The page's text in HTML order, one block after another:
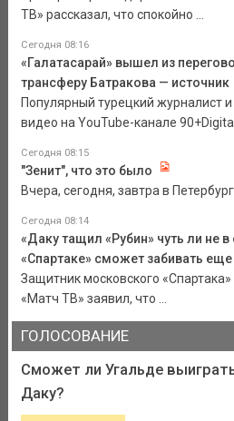
ТВ» рассказал, что спокойно ...
Сегодня 08:16
«Галатасарай» вышел из
трансферу Батракова — источник
Популярный турецкий журналист
видео на YouTube-канале 90+Digital
Сегодня 08:15
"Зенит", что это было
Вчера, сегодня, завтра в
Сегодня 08:14
«Даку тащил «Рубин» чуть ли не в
«Спартаке» сможет забивать
Защитник московского
«Матч ТВ» заявил, что ...
ГОЛОСОВАНИЕ
Сможет ли Угальде
Даку?